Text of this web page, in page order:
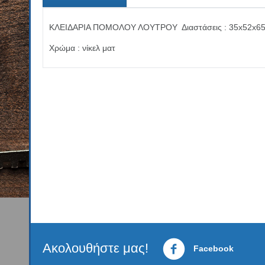
ΚΛΕΙΔΑΡΙΑ ΠΟΜΟΛΟΥ ΛΟΥΤΡΟΥ Διαστάσεις :
Χρώμα : νίκελ ματ
Ακολουθήστε μας! Facebook